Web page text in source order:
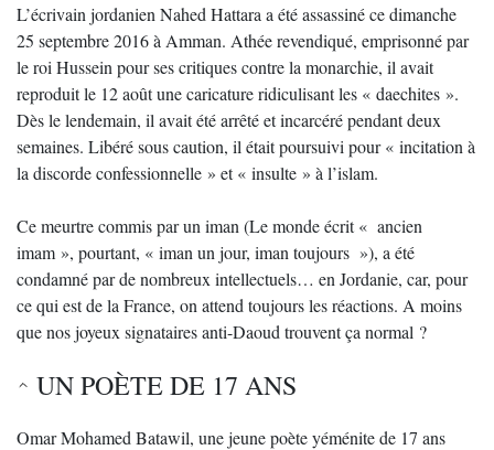
L’écrivain jordanien Nahed Hattara a été assassiné ce dimanche
25 septembre 2016 à Amman. Athée revendiqué, emprisonné par
le roi Hussein pour ses critiques contre la monarchie, il avait
reproduit le 12 août une caricature ridiculisant les « daechites ».
Dès le lendemain, il avait été arrêté et incarcéré pendant deux
semaines. Libéré sous caution, il était poursuivi pour « incitation à
la discorde confessionnelle » et « insulte » à l’islam.
Ce meurtre commis par un iman (Le monde écrit « ancien
imam », pourtant, « iman un jour, iman toujours »), a été
condamné par de nombreux intellectuels… en Jordanie, car, pour
ce qui est de la France, on attend toujours les réactions. A moins
que nos joyeux signataires anti-Daoud trouvent ça normal ?
UN POÈTE DE 17 ANS
Omar Mohamed Batawil, une jeune poète yéménite de 17 ans